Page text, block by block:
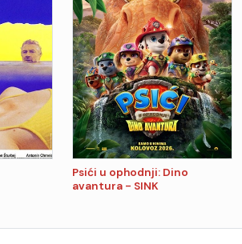
Psići u ophodnji: Dino
avantura - SINK